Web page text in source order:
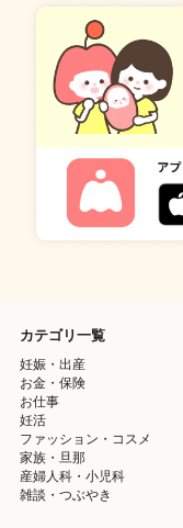
カテゴリ一覧
妊娠・出産
お金・保険
お仕事
妊活
ファッション・コスメ
家族・旦那
産婦人科・小児科
雑談・つぶやき